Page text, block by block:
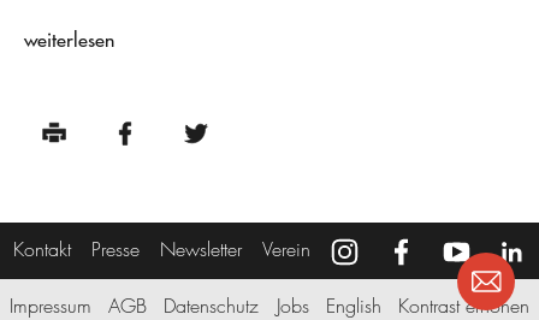
weiterlesen
Kontakt Presse Newsletter Verein
Impressum AGB Datenschutz Jobs English Kontrast erhöhen